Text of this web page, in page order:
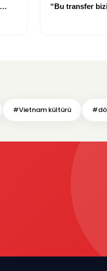
“Bu transfer
#Vietnam kültürü